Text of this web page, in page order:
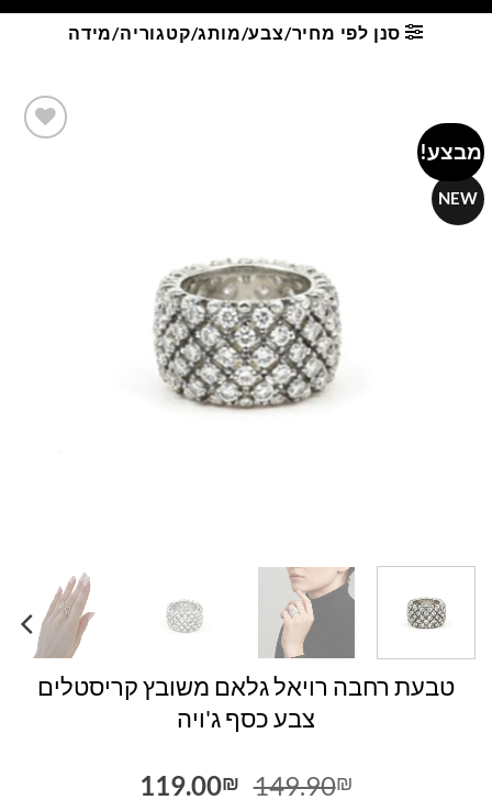
סנן לפי מחיר/צבע/מותג/קטגוריה/מידה
מבצע!
NEW
טבעת רחבה רויאל גלאם משובץ קריסטלים
צבע כסף ג'ויה
149.90₪
המחיר
119.00₪